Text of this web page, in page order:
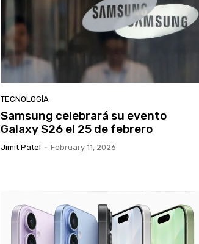
TECNOLOGÍA
Samsung celebrará su evento
Galaxy S26 el 25 de febrero
Jimit Patel - February 11, 2026